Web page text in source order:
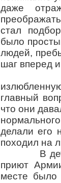
даже
стал
было
людей,
шаг вперед
Кроме
главный
что они
делали его
походил на
В детстве
приют
месте было